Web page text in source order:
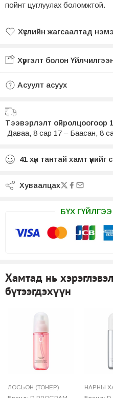
пойнт цуглуулах боломжтой.
Хүслийн жагсаалтад
Хүргэлт болон
Асуулт асуух
Тээвэрлэлт ойролцоогоор
Даваа, 8 сар 17 – Баасан, 8
41 хүн тантай хамт
Хуваалцах
БҮХ
Хамтад нь
бүтээгдэхүүн
ЛОСЬОН (ТОНЕР)